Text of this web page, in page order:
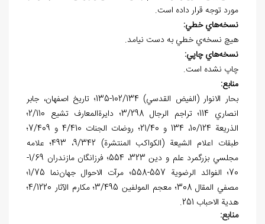
مورد توجه قرار داده است.
نسخههاي خطي:
هيچ نسخهي خطي به دست نيامد.
نسخههاي چاپي:
چاپ نشده است.
منابع:
بحار الانوار (الفيض القدسي) 102/134-135؛ تاريخ اصفهان، جابر
انصاري 114؛ تراجم الرجال 3/298؛ دايرةالمعارف تشيع 2/110؛
الذريعة 10/124، 134 و 21/40؛ روضات الجنات 4/410 و 7/409؛
طبقات اعلام الشيعة (الکواکب المنتشرة) 9/342، 493؛ علامه
مجلسي بزرگمرد علم و دين 323، 554؛ فرزانگان مازندران 1/69-
70؛ الفوائد الرضوية 557-558؛ مرآت الاحوال جهان‌نما 1/75؛
مصفي المقال 308؛ معجم المولفين 3/495؛ مکارم الآثار 4/1220؛
هدية الاحباب 251.
منابع: